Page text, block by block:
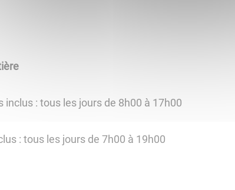
inclus : tous les jours de 8h00 à 17h00
: tous les jours de 7h00 à 19h00